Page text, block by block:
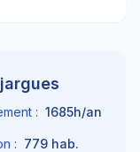
: 1685h/an
: 779 hab.